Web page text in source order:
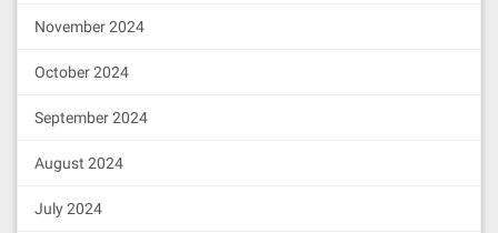
November 2024
October 2024
September 2024
August 2024
July 2024